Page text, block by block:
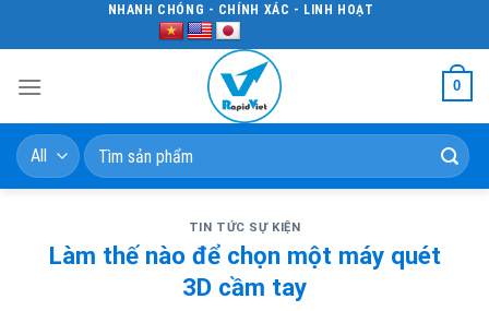
NHANH CHÓNG - CHÍNH XÁC - LINH HOẠT
0
Tìm
kiếm:
TIN TỨC SỰ KIỆN
Làm thế nào để chọn một máy quét
3D cầm tay